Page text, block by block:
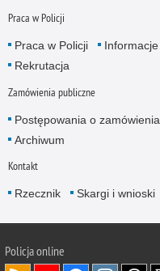
Praca w Policji
Praca w Policji Informacje
Rekrutacja
Zamówienia publiczne
Postępowania o zamówienia
Archiwum
Kontakt
Rzecznik Skargi i wnioski
Policjaonline